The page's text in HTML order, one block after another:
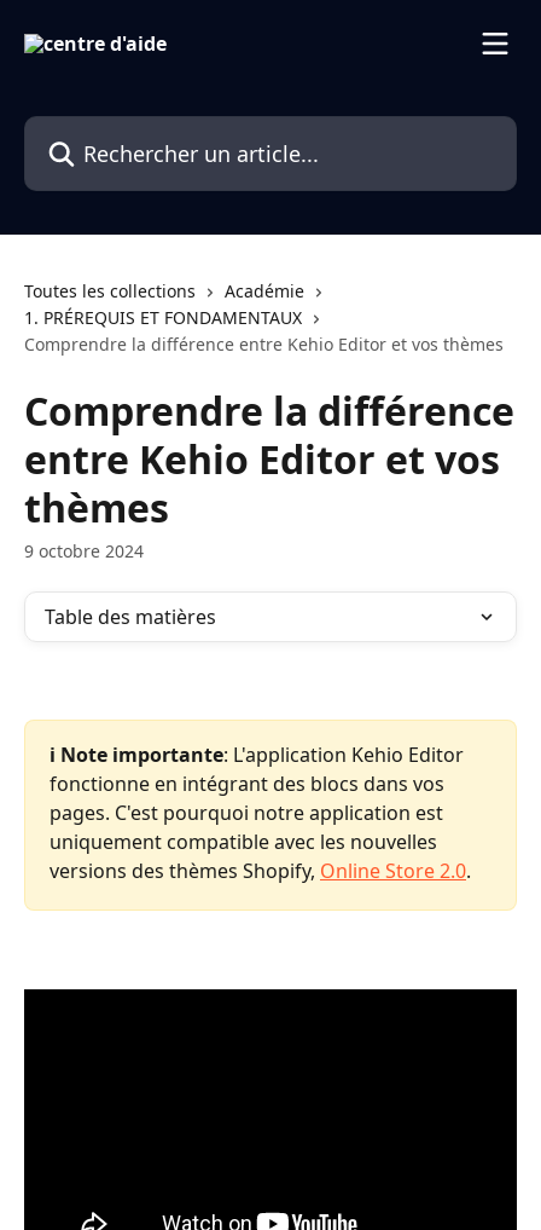
Rechercher un article...
Toutes les collections
Académie
1. PRÉREQUIS ET FONDAMENTAUX
Comprendre la différence entre Kehio Editor et vos thèmes
Comprendre la différence
entre Kehio Editor et vos
thèmes
9 octobre 2024
Table des matières
ℹ️ Note importante: L'application Kehio Editor
fonctionne en intégrant des blocs dans vos
pages. C'est pourquoi notre application est
uniquement compatible avec les nouvelles
versions des thèmes Shopify, Online Store 2.0.